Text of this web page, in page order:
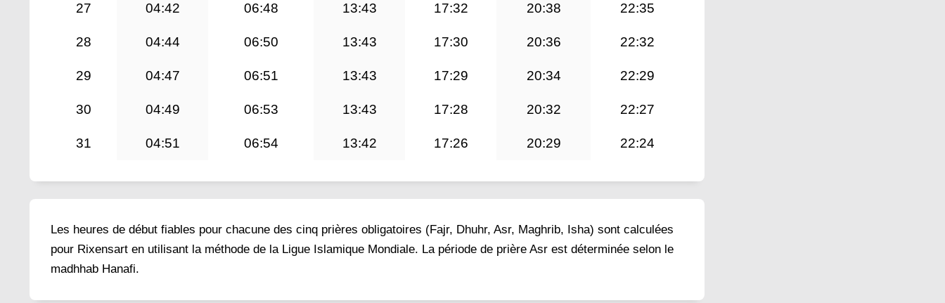
27 04:42 06:48 13:43 17:32 20:38 22:35
28 04:44 06:50 13:43 17:30 20:36 22:32
29 04:47 06:51 13:43 17:29 20:34 22:29
30 04:49 06:53 13:43 17:28 20:32 22:27
31 04:51 06:54 13:42 17:26 20:29 22:24
Les heures de début fiables pour chacune des cinq prières obligatoires (Fajr, Dhuhr, Asr, Maghrib, Isha) sont calculées
pour Rixensart en utilisant la méthode de la Ligue Islamique Mondiale. La période de prière Asr est déterminée selon le
madhhab Hanafi.